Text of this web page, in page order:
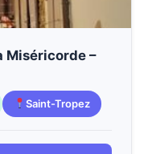
Miséricorde –
Saint-Tropez